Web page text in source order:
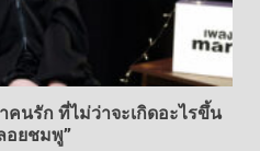
นรัก ที่ไม่ว่าจะเกิดอะไรขึ้น
อยชมพู”